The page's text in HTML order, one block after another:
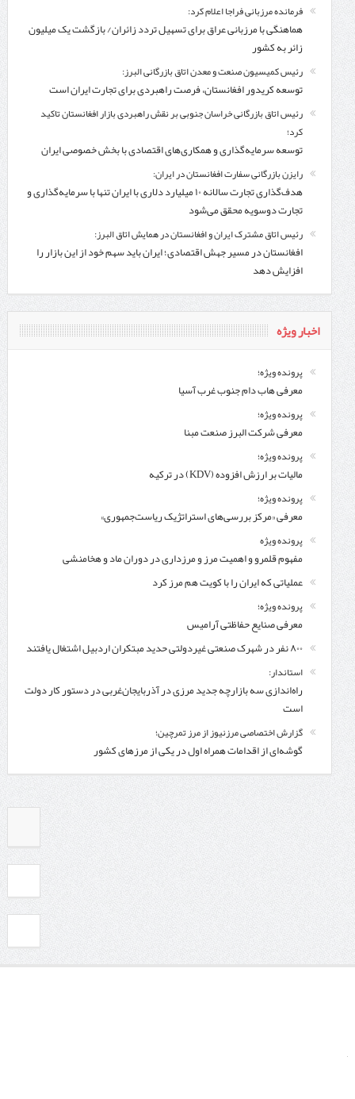
فرمانده مرزبانی فراجا اعلام کرد:
هماهنگی با مرزبانی عراق برای تسهیل تردد زائران/ بازگشت یک میلیون
زائر به کشور
رئیس کمیسیون صنعت و معدن اتاق بازرگانی البرز:
توسعه کریدور افغانستان، فرصت راهبردی برای تجارت ایران است
رئیس اتاق بازرگانی خراسان جنوبی بر نقش راهبردی بازار افغانستان تاکید
کرد؛
توسعه سرمایه‌گذاری و همکاری‌های اقتصادی با بخش خصوصی ایران
رایزن بازرگانی سفارت افغانستان در ایران:
هدف‌گذاری تجارت سالانه ۱۰ میلیارد دلاری با ایران تنها با سرمایه‌گذاری و
تجارت دوسویه محقق می‌شود
رئیس اتاق مشترک ایران و افغانستان در همایش اتاق البرز:
افغانستان در مسیر جهش اقتصادی؛ ایران باید سهم خود از این بازار را
افزایش دهد
اخبار ویژه
پرونده ویژه؛
معرفی هاب دام جنوب غرب آسیا
پرونده ویژه؛
معرفی شركت البرز صنعت مبنا
پرونده ویژه؛
مالیات بر ارزش افزوده (KDV) در ترکیه
پرونده ویژه؛
معرفی «مرکز بررسی‌های استراتژیک ریاست‌جمهوری»
پرونده ویژه
مفهوم قلمرو و اهمیت مرز و مرزداری در دوران ماد و هخامنشی
عملیاتی که ایران را با کویت هم مرز کرد
پرونده ویژه؛
معرفی صنایع حفاظتی آرامیس
۸۰۰ نفر در شهرک صنعتی غیردولتی حدید مبتکران اردبیل اشتغال یافتند
استاندار:
راه‌اندازی سه بازارچه جدید مرزی در آذربایجان‌غربی در دستور کار دولت
است
گزارش اختصاصی مرزنیوز از مرز تمرچین؛
گوشه‌ای از اقدامات همراه اول در یکی از مرزهای کشور